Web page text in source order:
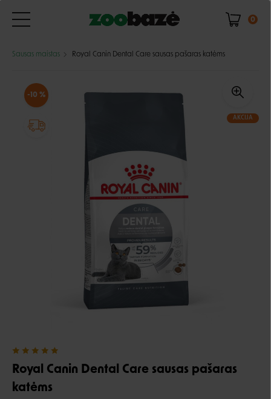
0
Sausas maistas Royal Canin Dental Care sausas pašaras katėms
AKCIJA
-10 %
Royal Canin Dental Care sausas pašaras
katėms